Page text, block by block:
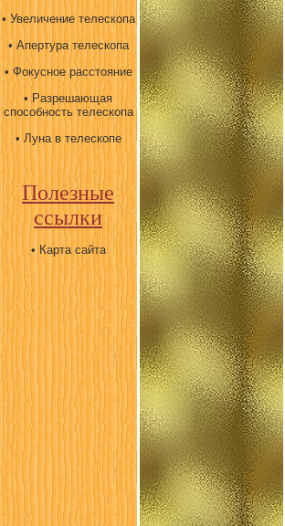
• Увеличение телескопа
• Апертура телескопа
• Фокусное расстояние
• Разрешающая
способность телескопа
• Луна в телескопе
Полезные
ссылки
• Карта сайта